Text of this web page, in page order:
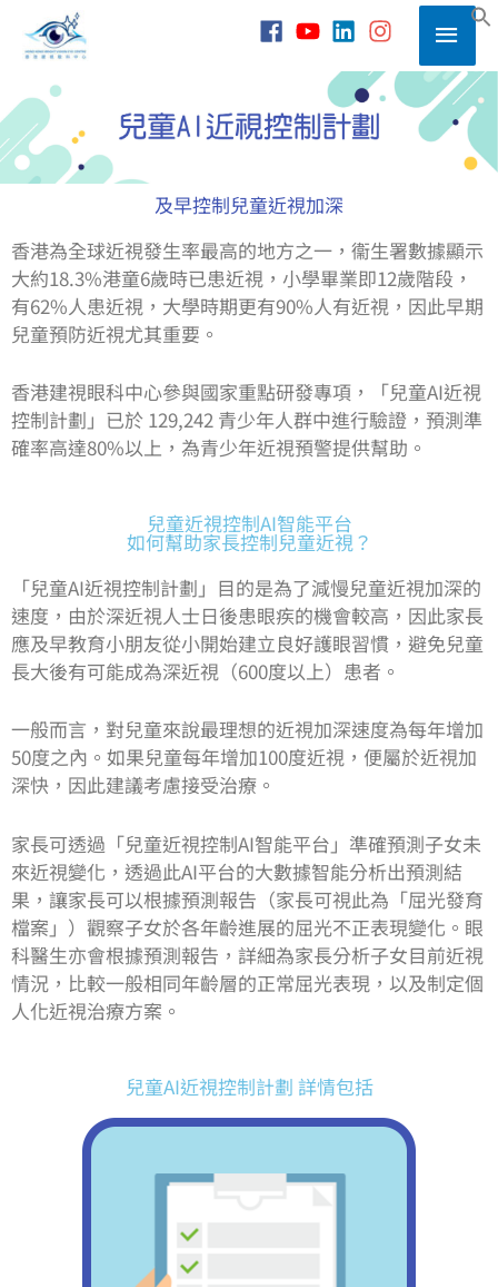
Main
及早控制兒童近視加深
香港為全球近視發生率最高的地方之一，衞生署數據顯示
大約18.3%港童6歲時已患近視，小學畢業即12歲階段，
有62%人患近視，大學時期更有90%人有近視，因此早期
兒童預防近視尤其重要。
香港建視眼科中心參與國家重點研發專項，「兒童AI近視
控制計劃」已於 129,242 青少年人群中進行驗證，預測準
確率高達80%以上，為青少年近視預警提供幫助。
兒童近視控制AI智能平台
如何幫助家長控制兒童近視？
「兒童AI近視控制計劃」目的是為了減慢兒童近視加深的
速度，由於深近視人士日後患眼疾的機會較高，因此家長
應及早教育小朋友從小開始建立良好護眼習慣，避免兒童
長大後有可能成為深近視（600度以上）患者。
一般而言，對兒童來說最理想的近視加深速度為每年增加
50度之內。如果兒童每年增加100度近視，便屬於近視加
深快，因此建議考慮接受治療。
家長可透過「兒童近視控制AI智能平台」準確預測子女未
來近視變化，透過此AI平台的大數據智能分析出預測結
果，讓家長可以根據預測報告（家長可視此為「屈光發育
檔案」）觀察子女於各年齡進展的屈光不正表現變化。眼
科醫生亦會根據預測報告，詳細為家長分析子女目前近視
情況，比較一般相同年齡層的正常屈光表現，以及制定個
人化近視治療方案。
兒童AI近視控制計劃 詳情包括